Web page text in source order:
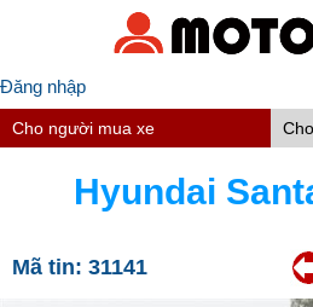
Đăng nhập
Cho người mua xe
Hyundai
Mã tin: 31141